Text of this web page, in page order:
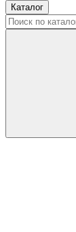
Каталог